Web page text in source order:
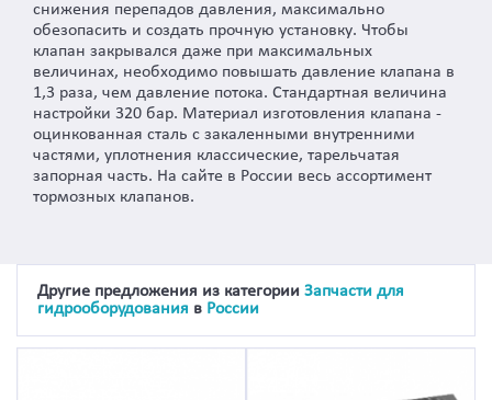
снижения перепадов давления, максимально
обезопасить и создать прочную установку. Чтобы
клапан закрывался даже при максимальных
величинах, необходимо повышать давление клапана в
1,3 раза, чем давление потока. Стандартная величина
настройки 320 бар. Материал изготовления клапана -
оцинкованная сталь с закаленными внутренними
частями, уплотнения классические, тарельчатая
запорная часть. На сайте в России весь ассортимент
тормозных клапанов.
Другие предложения из категории Запчасти для
гидрооборудования в России